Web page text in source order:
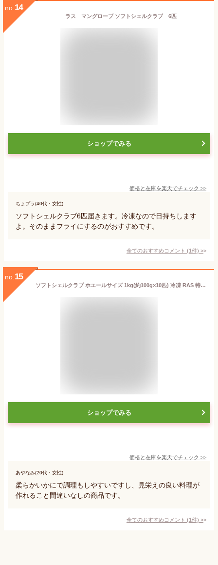
no. 14
ラス マングローブ ソフトシェルクラブ 6匹
ショップでみる
価格と在庫を楽天でチェック >>
ちょプラ(40代・女性)
ソフトシェルクラブ6匹届きます。冷凍なので日持ちします
よ。そのままフライにするのがおすすめです。
全てのおすすめコメント (1件) >
no. 15
ソフトシェルクラブ ホエールサイズ 1kg(約100g×10匹) 冷凍 RAS 特大 脱皮カニ カニ 蟹 かに 業務用
ショップでみる
価格と在庫を楽天でチェック >>
あやなみ(20代・女性)
柔らかいかにで調理もしやすいですし、見栄えの良い料理が
作れること間違いなしの商品です。
全てのおすすめコメント (1件) >